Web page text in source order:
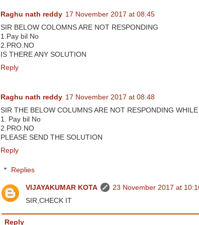
Raghu nath reddy 17 November 2017 at 08:45
SIR BELOW COLOMNS ARE NOT RESPONDING
1.Pay bil No
2.PRO.NO
IS THERE ANY SOLUTION
Reply
Raghu nath reddy 17 November 2017 at 08:48
SIR THE BELOW COLUMNS ARE NOT RESPONDING
1. Pay bil No
2.PRO.NO
PLEASE SEND THE SOLUTION
Reply
Replies
VIJAYAKUMAR KOTA
23 November 2017 at
SIR,CHECK IT
Reply